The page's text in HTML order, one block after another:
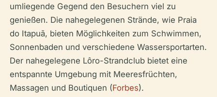
umliegende Gegend den Besuchern viel zu
genießen. Die nahegelegenen Strände, wie Praia
do Itapuã, bieten Möglichkeiten zum Schwimmen,
Sonnenbaden und verschiedene Wassersportarten.
Der nahegelegene Lôro-Strandclub bietet eine
entspannte Umgebung mit Meeresfrüchten,
Massagen und Boutiquen (Forbes).